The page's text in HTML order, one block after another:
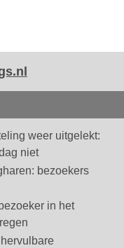
weer uitgelekt:
niet
bezoekers
in het